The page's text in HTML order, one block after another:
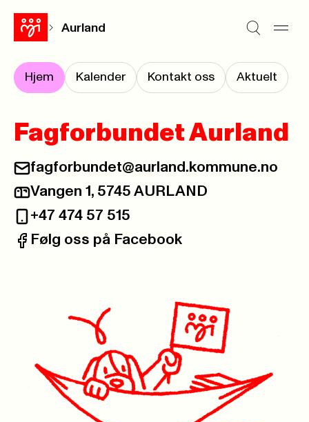
Aurland
Hjem Kalender Kontakt oss Aktuelt
Fagforbundet Aurland
E-post:
fagforbundet@aurland.kommune.no
Postadresse:
Vangen 1, 5745 AURLAND
Telefon:
+47 474 57 515
Facebook:
Følg oss på Facebook